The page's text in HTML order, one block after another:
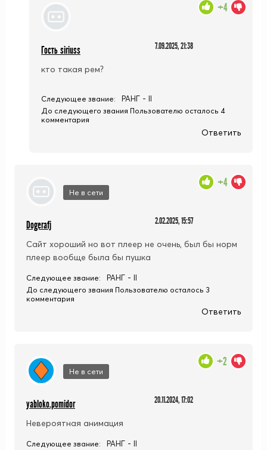
Гость siriuss 7.09.2025, 21:38
кто такая рем?
+4
Следующее звание: РАНГ - II
До следующего звания Пользователю осталось 4
комментария
Ответить
Не в сети
Dogerafj 2.02.2025, 15:57
Сайт хороший но вот плеер не очень, был бы норм
плеер вообще была бы пушка
+4
Следующее звание: РАНГ - II
До следующего звания Пользователю осталось 3
комментария
Ответить
Не в сети
yabloko.pomidor 20.11.2024, 17:02
Невероятная анимация
+2
Следующее звание: РАНГ - II